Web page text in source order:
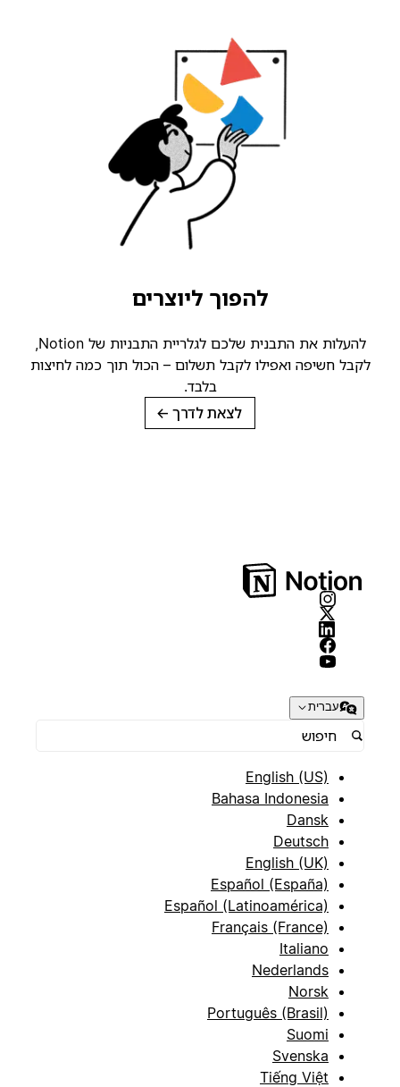
להפוך ליוצרים
להעלות את התבנית שלכם לגלריית התבניות של Notion,
לקבל חשיפה ואפילו לקבל תשלום – הכול תוך כמה לחיצות
בלבד.
לצאת לדרך→
עברית
English (US)
Bahasa Indonesia
Dansk
Deutsch
English (UK)
Español (España)
Español (Latinoamérica)
Français (France)
Italiano
Nederlands
Norsk
Português (Brasil)
Suomi
Svenska
Tiếng Việt